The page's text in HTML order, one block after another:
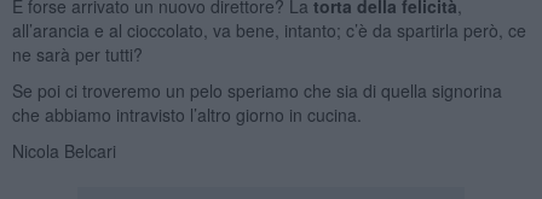
È forse arrivato un nuovo direttore? La torta della felicità
all’arancia e al cioccolato, va bene, intanto; c’è da spartirla però, ce
ne sarà per tutti?
Se poi ci troveremo un pelo speriamo che sia di quella signorina
che abbiamo intravisto l’altro giorno in cucina.
Nicola Belcari